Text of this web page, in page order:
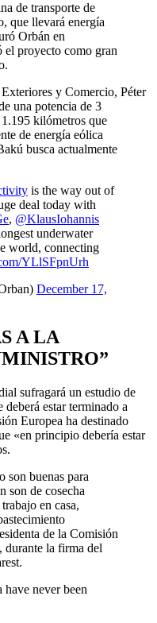
de transporte de
que llevará energía
Orbán en
proyecto como gran
y Comercio, Péter
una potencia de 3
kilómetros que
de energía eólica
busca actualmente
is the way out of
deal today with
, @KlausIohannis
underwater
world, connecting
YLlSFpnUrh
December 17,
A LA
sufragará un estudio de
estar terminado a
Europea ha destinado
«en principio debería estar
son buenas para
son de cosecha
en casa,
de la Comisión
durante la firma del
never been